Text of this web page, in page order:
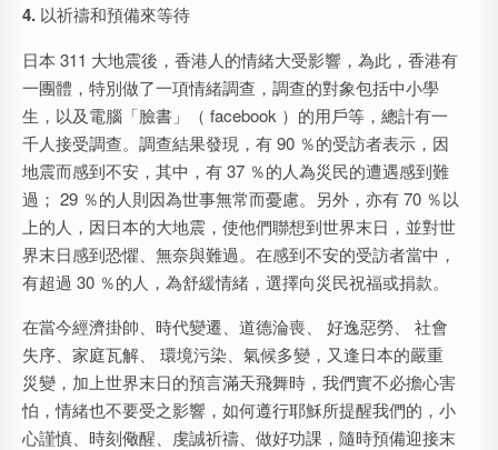
4. 以祈禱和預備來等待
日本 311 大地震後，香港人的情緒大受影響，為此，香港有
一團體，特別做了一項情緒調查，調查的對象包括中小學
生，以及電腦「臉書」（ facebook ）的用戶等，總計有一
千人接受調查。調查結果發現，有 90 ％的受訪者表示，因
地震而感到不安，其中，有 37 ％的人為災民的遭遇感到難
過； 29 ％的人則因為世事無常而憂慮。另外，亦有 70 ％以
上的人，因日本的大地震，使他們聯想到世界末日，並對世
界末日感到恐懼、無奈與難過。在感到不安的受訪者當中，
有超過 30 ％的人，為舒緩情緒，選擇向災民祝福或捐款。
在當今經濟掛帥、時代變遷、道德淪喪、 好逸惡勞、 社會
失序、家庭瓦解、 環境污染、氣候多變，又逢日本的嚴重
災變，加上世界末日的預言滿天飛舞時，我們實不必擔心害
怕，情緒也不要受之影響，如何遵行耶穌所提醒我們的，小
心謹慎、時刻儆醒、虔誠祈禱、做好功課，隨時預備迎接末